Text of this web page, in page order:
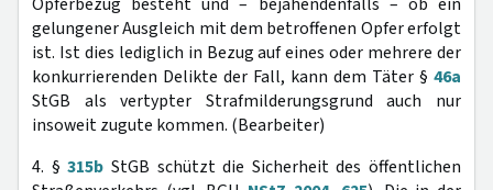
gelungener Ausgleich mit dem betroffenen Opfer erfolgt
ist. Ist dies lediglich in Bezug auf eines oder mehrere der
konkurrierenden Delikte der Fall, kann dem Täter § 46a
StGB als vertypter Strafmilderungsgrund auch nur
insoweit zugute kommen. (Bearbeiter)
4. §315b StGB schützt die Sicherheit des öffentlichen